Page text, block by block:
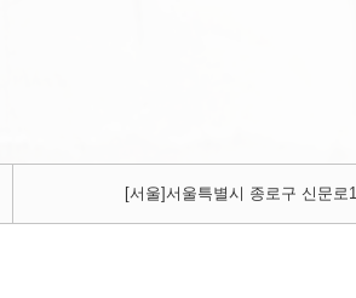
[서울]서울특별시 종로구 신문